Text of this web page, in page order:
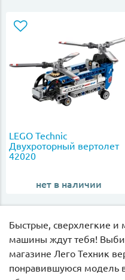
LEGO Technic
Двухроторный вертолет
42020
нет в наличии
Быстрые, сверхлегкие
машины ждут тебя!
магазине Лего Техник
понравившуюся модель